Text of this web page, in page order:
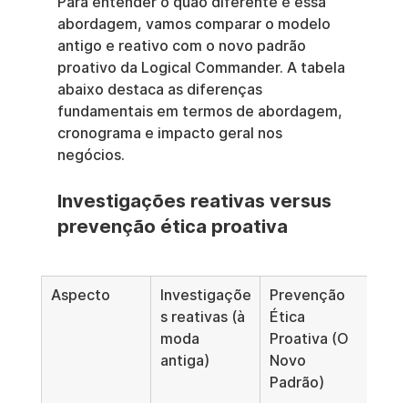
abordagem, vamos comparar o modelo
antigo e reativo com o novo padrão
proativo da Logical Commander. A tabela
abaixo destaca as diferenças
fundamentais em termos de abordagem,
cronograma e impacto geral nos
negócios.
Investigações reativas versus
prevenção ética proativa
Aspecto
Investigaçõe
s reativas (à
moda
antiga)
Prevenção
Ética
Proativa (O
Novo
Padrão)